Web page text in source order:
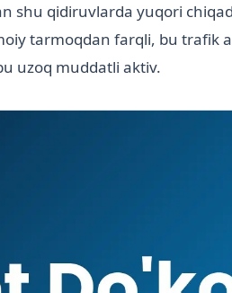
shu qidiruvlarda yuqori
tarmoqdan farqli, bu trafik
uzoq muddatli aktiv.